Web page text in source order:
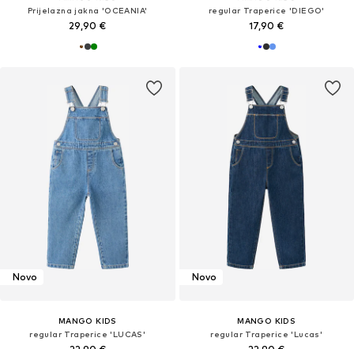
Prijelazna jakna 'OCEANIA'
29,90 €
regular Traperice 'DIEGO'
17,90 €
Novo
MANGO KIDS
regular Traperice 'LUCAS'
Novo
MANGO KIDS
regular Traperice 'Lucas'